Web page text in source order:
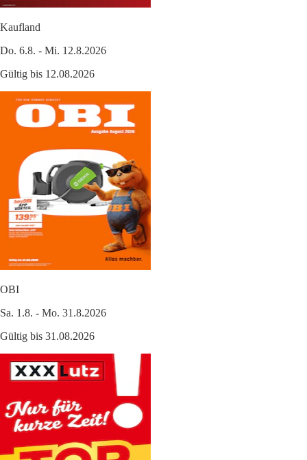
Kaufland
Do. 6.8. - Mi. 12.8.2026
Gültig bis 12.08.2026
OBI
Sa. 1.8. - Mo. 31.8.2026
Gültig bis 31.08.2026